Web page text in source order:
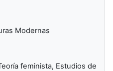
Modernas
feminista, Estudios de